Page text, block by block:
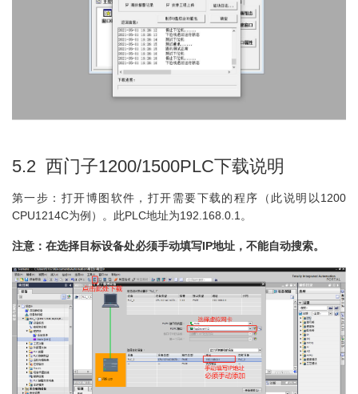
5.2 西门子1200/1500PLC下载说明
第一步：打开博图软件，打开需要下载的程序（此说明以1200
CPU1214C为例）。此PLC地址为192.168.0.1。
注意：在选择目标设备处必须手动填写IP地址，不能自动搜索。